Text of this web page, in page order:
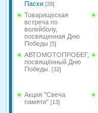
Пасхи [28]
Товарищеская
встреча по
волейболу,
посвященная Дню
Победы [5]
АВТОМОТОПРОБЕГ,
посвящённый Дню
Победы.
[32]
Акция "Свеча
памяти" [13]